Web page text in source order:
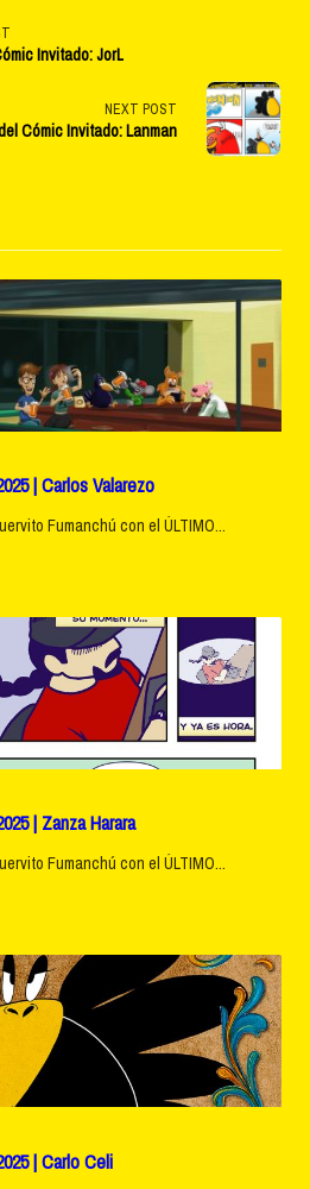
Invitado: JorL
NEXT POST
Cómic Invitado: Lanman
| Carlos Valarezo
Fumanchú con el ÚLTIMO...
| Zanza Harara
Fumanchú con el ÚLTIMO...
| Carlo Celi